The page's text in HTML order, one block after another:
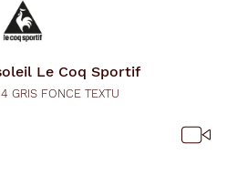
Le Coq Sportif
GRIS FONCE TEXTU